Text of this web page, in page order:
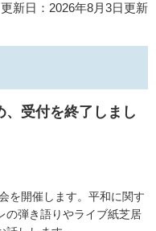
更新日：2026年8月3日更新
、受付を終了しまし
を開催します。平和に関す
の弾き語りやライブ紙芝居